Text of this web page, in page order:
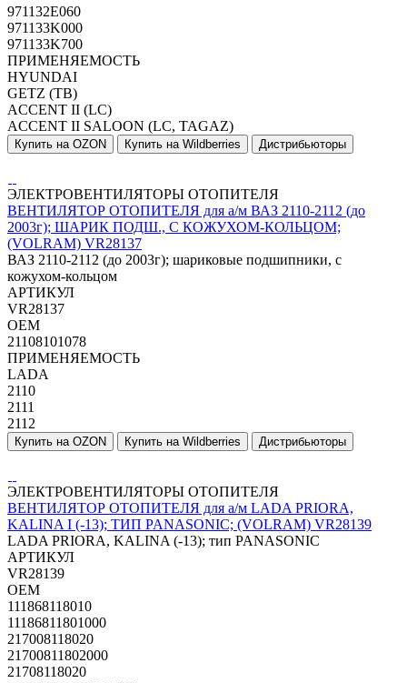
971132E060
971133K000
971133K700
ПРИМЕНЯЕМОСТЬ
HYUNDAI
GETZ (TB)
ACCENT II (LC)
ACCENT II SALOON (LC, TAGAZ)
Купить на OZON Купить на Wildberries Дистрибьюторы
ЭЛЕКТРОВЕНТИЛЯТОРЫ ОТОПИТЕЛЯ
ВЕНТИЛЯТОР ОТОПИТЕЛЯ для а/м ВАЗ 2110-2112 (до
2003г); ШАРИК ПОДШ., С КОЖУХОМ-КОЛЬЦОМ;
(VOLRAM) VR28137
ВАЗ 2110-2112 (до 2003г); шариковые подшипники, с
кожухом-кольцом
АРТИКУЛ
VR28137
OEM
21108101078
ПРИМЕНЯЕМОСТЬ
LADA
2110
2111
2112
Купить на OZON Купить на Wildberries Дистрибьюторы
ЭЛЕКТРОВЕНТИЛЯТОРЫ ОТОПИТЕЛЯ
ВЕНТИЛЯТОР ОТОПИТЕЛЯ для а/м LADA PRIORA,
KALINA I (-13); ТИП PANASONIC; (VOLRAM) VR28139
LADA PRIORA, KALINA (-13); тип PANASONIC
АРТИКУЛ
VR28139
OEM
111868118010
11186811801000
217008118020
21700811802000
21708118020